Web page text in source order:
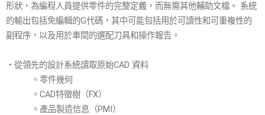
形狀，為編程人員提供零件的完整定義，而無需其他輔助文檔。 系統
的輸出包括免編輯的G代碼，其中可能包括用於可讀性和可重複性的
副程序，以及用於車間的選配刀具和操作報告。
・從領先的設計系統讀取原始CAD 資料
。零件幾何
。CAD特徵樹（FX）
。產品製造信息（PMI）